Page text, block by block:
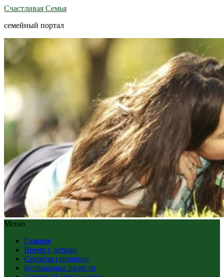
Счастливая Семья
семейный портал
Меню
Главная
Время с детьми
Секреты гармонии
Кулинарные радости